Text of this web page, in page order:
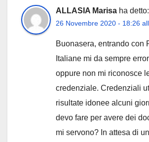
ALLASIA Marisa ha detto:
26 Novembre 2020 - 18:26
Buonasera, entrando con
Italiane mi da sempre
oppure non mi riconosce
credenziale. Credenziali
risultate idonee alcuni
devo fare per avere dei
mi servono? In attesa di